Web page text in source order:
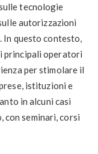
tecnologie
autorizzazioni
In questo contesto,
principali operatori
per stimolare il
istituzioni e
in alcuni casi
con seminari, corsi